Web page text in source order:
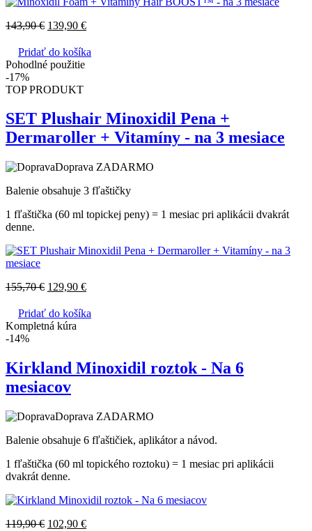
143,90€ 139,90 €
Pridať do košíka
Pohodlné použitie
-17%
TOP PRODUKT
SET Plushair Minoxidil Pena +
Dermaroller + Vitamíny - na 3 mesiace
Doprava ZADARMO
Balenie obsahuje 3 fľaštičky
1 fľaštička (60 ml topickej peny) = 1 mesiac pri aplikácii dvakrát
denne.
155,70€ 129,90 €
Pridať do košíka
Kompletná kúra
-14%
Kirkland Minoxidil roztok - Na 6
mesiacov
Doprava ZADARMO
Balenie obsahuje 6 fľaštičiek, aplikátor a návod.
1 fľaštička (60 ml topického roztoku) = 1 mesiac pri aplikácii
dvakrát denne.
119,90€ 102,90 €